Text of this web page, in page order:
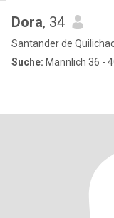
Dora, 34
Santander de
Suche: Männlich 36 -